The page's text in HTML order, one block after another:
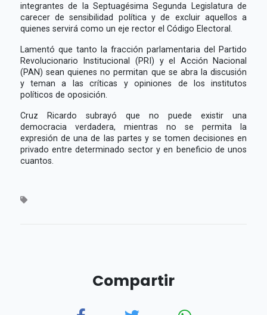
integrantes de la Septuagésima Segunda Legislatura de
carecer de sensibilidad política y de excluir aquellos a
quienes servirá como un eje rector el Código Electoral.
Lamentó que tanto la fracción parlamentaria del Partido
Revolucionario Institucional (PRI) y el Acción Nacional
(PAN) sean quienes no permitan que se abra la discusión
y teman a las críticas y opiniones de los institutos
políticos de oposición.
Cruz Ricardo subrayó que no puede existir una
democracia verdadera, mientras no se permita la
expresión de una de las partes y se tomen decisiones en
privado entre determinado sector y en beneficio de unos
cuantos.
Compartir